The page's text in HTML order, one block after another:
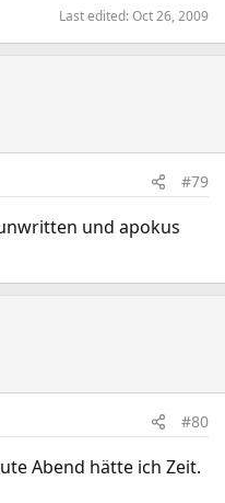
Last edited:Oct 26, 2009
#79
und apokus
#80
Abend hätte ich Zeit.